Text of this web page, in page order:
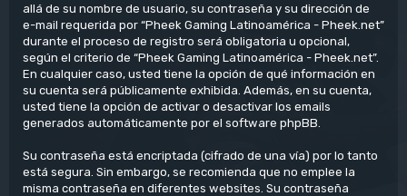
allá de su nombre de usuario, su contraseña y su dirección de
e-mail requerida por “Pheek Gaming Latinoamérica - Pheek.net”
durante el proceso de registro será obligatoria u opcional,
según el criterio de “Pheek Gaming Latinoamérica - Pheek.net”.
En cualquier caso, usted tiene la opción de qué información en
su cuenta será públicamente exhibida. Además, en su cuenta,
usted tiene la opción de activar o desactivar los emails
generados automáticamente por el software phpBB.
Su contraseña está encriptada (cifrado de una vía) por lo tanto
está segura. Sin embargo, se recomienda que no emplee la
misma contraseña en diferentes websites. Su contraseña